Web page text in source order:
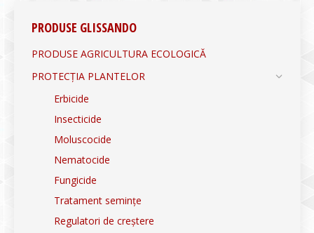
PRODUSE GLISSANDO
PRODUSE AGRICULTURA ECOLOGICĂ
PROTECȚIA PLANTELOR
Erbicide
Insecticide
Moluscocide
Nematocide
Fungicide
Tratament semințe
Regulatori de creștere